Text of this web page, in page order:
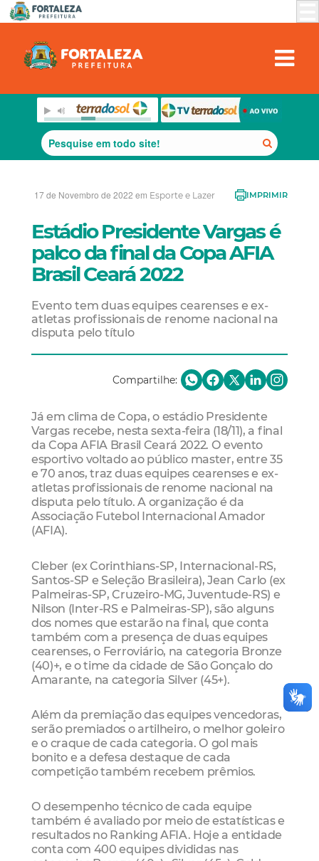
17 de Novembro de 2022 em Esporte e Lazer IMPRIMIR
Estádio Presidente Vargas é
palco da final da Copa AFIA
Brasil Ceará 2022
Evento tem duas equipes cearenses e ex-
atletas profissionais de renome nacional na
disputa pelo título
Compartilhe:
Já em clima de Copa, o estádio Presidente
Vargas recebe, nesta sexta-feira (18/11), a final
da Copa AFIA Brasil Ceará 2022. O evento
esportivo voltado ao público master, entre 35
e 70 anos, traz duas equipes cearenses e ex-
atletas profissionais de renome nacional na
disputa pelo título. A organização é da
Associação Futebol Internacional Amador
(AFIA).
Cleber (ex Corinthians-SP, Internacional-RS,
Santos-SP e Seleção Brasileira), Jean Carlo (ex
Palmeiras-SP, Cruzeiro-MG, Juventude-RS) e
Nilson (Inter-RS e Palmeiras-SP), são alguns
dos nomes que estarão na final, que conta
também com a presença de duas equipes
cearenses, o Ferroviário, na categoria Bronze
(40)+, e o time da cidade de São Gonçalo do
Amarante, na categoria Silver (45+).
Além da premiação das equipes vencedoras,
serão premiados o artilheiro, o melhor goleiro
e o craque de cada categoria. O gol mais
bonito e a defesa destaque de cada
competição também recebem prêmios.
O desempenho técnico de cada equipe
também é avaliado por meio de estatísticas e
resultados no Ranking AFIA. Hoje a entidade
conta com 400 equipes divididas nas